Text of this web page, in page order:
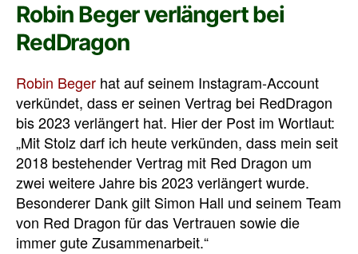
Robin Beger verlängert bei
RedDragon
Robin Beger hat auf seinem Instagram-Account
verkündet, dass er seinen Vertrag bei RedDragon
bis 2023 verlängert hat. Hier der Post im Wortlaut:
„Mit Stolz darf ich heute verkünden, dass mein seit
2018 bestehender Vertrag mit Red Dragon um
zwei weitere Jahre bis 2023 verlängert wurde.
Besonderer Dank gilt Simon Hall und seinem Team
von Red Dragon für das Vertrauen sowie die
immer gute Zusammenarbeit.“